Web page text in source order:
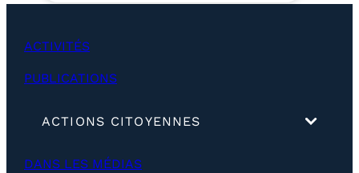
ACTIVITÉS
PUBLICATIONS
ACTIONS CITOYENNES
DANS LES MÉDIAS